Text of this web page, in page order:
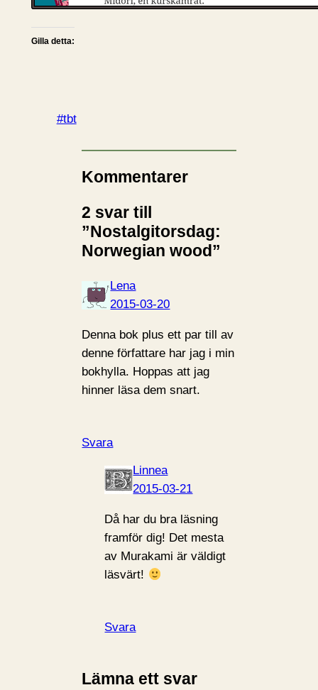
Gilla detta:
#tbt
Kommentarer
2 svar till
”Nostalgitorsdag:
Norwegian wood”
Lena
2015-03-20
Denna bok plus ett par till av
denne författare har jag i min
bokhylla. Hoppas att jag
hinner läsa dem snart.
Svara
Linnea
2015-03-21
Då har du bra läsning
framför dig! Det mesta
av Murakami är väldigt
läsvärt!
Svara
Lämna ett svar